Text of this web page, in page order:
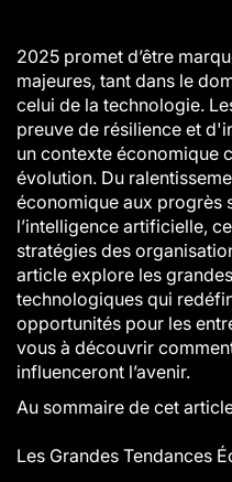
2025 promet d’être
majeures, tant dans le
celui de la technologie.
preuve de résilience et
un contexte économique
évolution. Du
économique aux progrès
l’intelligence artificielle,
stratégies des
article explore les
technologiques qui
opportunités pour les
vous à découvrir
influenceront l’avenir.
Au sommaire de cet
Les Grandes Tendances